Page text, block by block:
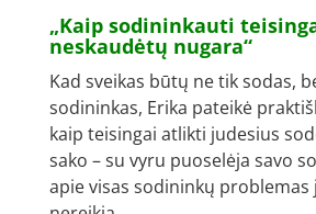
„Kaip sodininkauti
neskaudėtų nugara“
Kad sveikas būtų ne tik sodas,
sodininkas, Erika pateikė
kaip teisingai atlikti judesius
sako – su vyru puoselėja savo
apie visas sodininkų problemas